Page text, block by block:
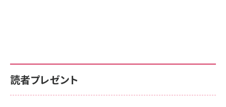
読者プレゼント